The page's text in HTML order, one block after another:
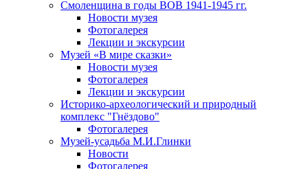
Смоленщина в годы ВОВ 1941-1945 гг.
Новости музея
Фотогалерея
Лекции и экскурсии
Музей «В мире сказки»
Новости музея
Фотогалерея
Лекции и экскурсии
Историко-археологический и природный
комплекс "Гнёздово"
Фотогалерея
Музей-усадьба М.И.Глинки
Новости
Фотогалерея